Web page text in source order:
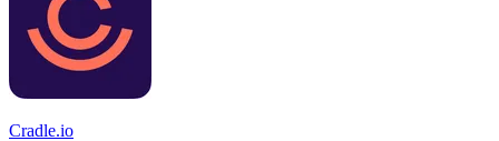
Cradle.io